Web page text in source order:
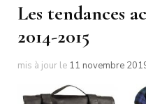
Les tendances
2014-2015
mis à jour le 11 novembre